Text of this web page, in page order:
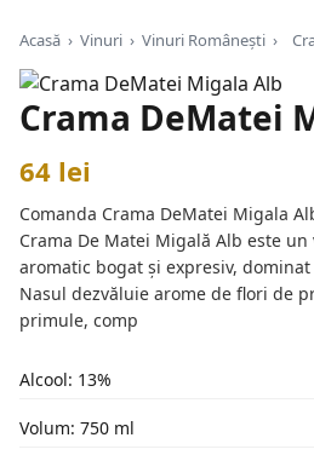
Acasă › Vinuri › Vinuri Românești ›
Crama DeMatei
64 lei
Comanda Crama DeMatei Migala
Crama De Matei Migală Alb este
aromatic bogat și expresiv,
Nasul dezvăluie arome de flori de
primule, comp
Alcool: 13%
Volum: 750 ml